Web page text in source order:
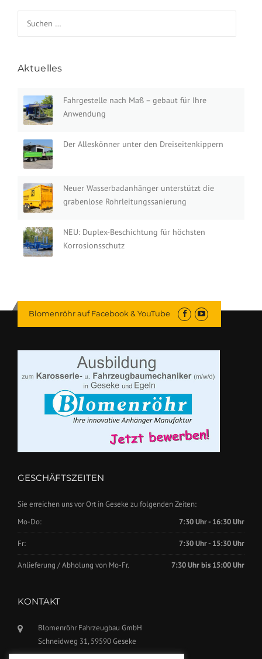
Aktuelles
Fahrgestelle nach Maß – gebaut für Ihre
Anwendung
Der Alleskönner unter den Dreiseitenkippern
Neuer Wasserbadanhänger unterstützt die
grabenlose Rohrleitungssanierung
NEU: Duplex-Beschichtung für höchsten
Korrosionsschutz
Blomenröhr auf Facebook & YouTube
GESCHÄFTSZEITEN
Sie erreichen uns vor Ort in Geseke zu folgenden Zeiten:
Mo-Do:
7:30 Uhr - 16:30 Uhr
Fr: 7:30 Uhr - 15:30 Uhr
Anlieferung / Abholung von Mo-Fr. 7:30 Uhr bis 15:00 Uhr
KONTAKT
Blomenröhr Fahrzeugbau GmbH
Schneidweg 31, 59590 Geseke